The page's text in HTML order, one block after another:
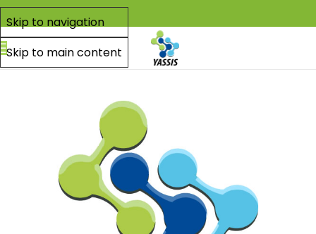
Skip to navigation
Skip to main content